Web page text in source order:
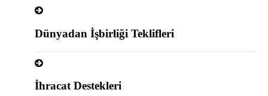
Dünyadan İşbirliği Teklifleri
İhracat Destekleri